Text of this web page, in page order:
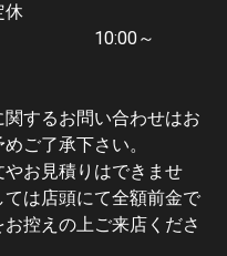
休
～
するお問い合わせはお
ご了承下さい。
お見積りはできませ
は店頭にて全額前金で
控えの上ご来店くださ